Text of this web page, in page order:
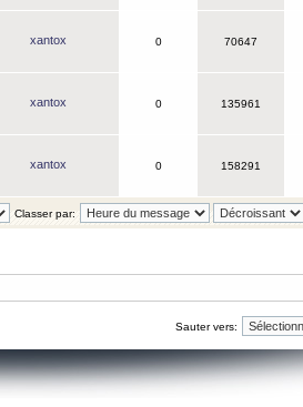
xantox 0 70647
xantox 0 135961
xantox 0 158291
Classer par:
Sauter vers: